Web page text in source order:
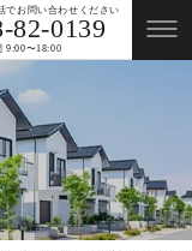
でお問い合わせください
82-0139
9:00〜18:00